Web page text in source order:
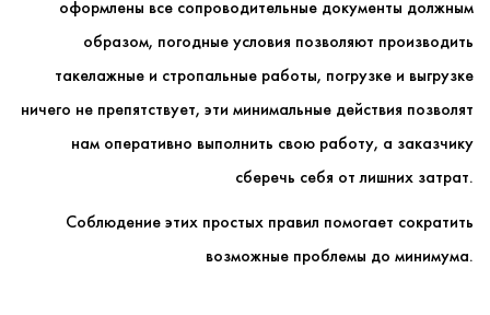
оформлены все сопроводительные документы должным
образом, погодные условия позволяют производить
такелажные и стропальные работы, погрузке и выгрузке
ничего не препятствует, эти минимальные действия позволят
нам оперативно выполнить свою работу, а заказчику
сберечь себя от лишних затрат.
Соблюдение этих простых правил помогает сократить
возможные проблемы до минимума.